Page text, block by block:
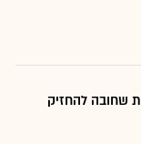
שחובה להחזיק